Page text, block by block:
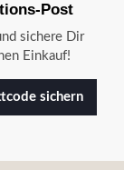
Post
sichere Dir
Einkauf!
sichern